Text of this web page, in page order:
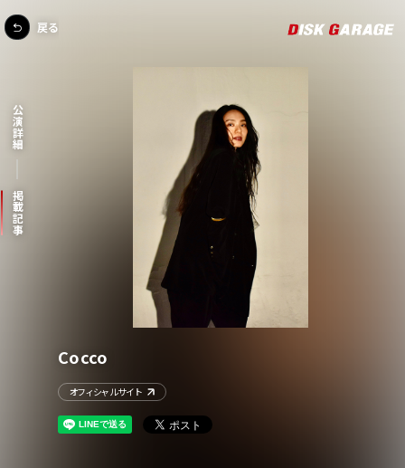
公演詳細
掲載記事
Cocco
オフィシャルサイト
戻る